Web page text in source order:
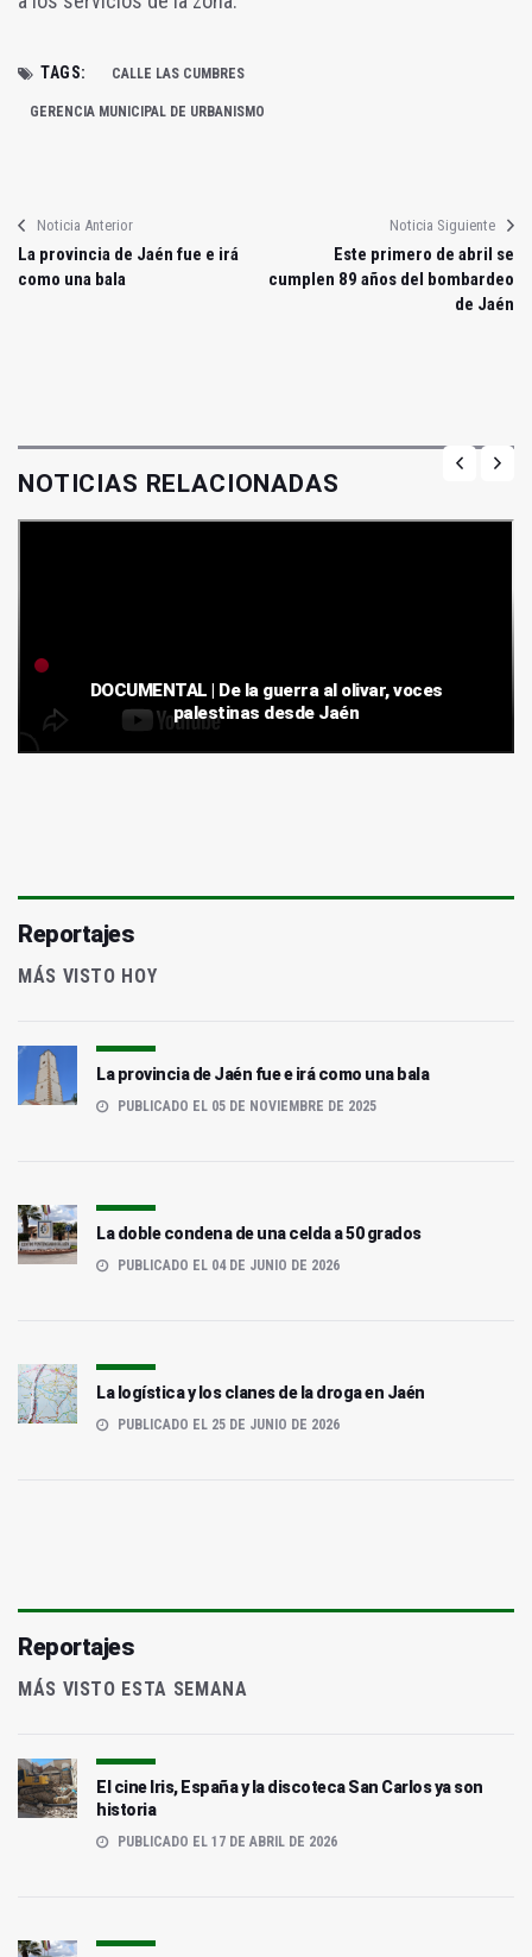
TAGS: CALLE LAS CUMBRES
GERENCIA MUNICIPAL DE URBANISMO
Noticia Anterior
La provincia de Jaén fue e irá
como una bala
Noticia Siguiente
Este primero de abril se
cumplen 89 años del bombardeo
de Jaén
NOTICIAS RELACIONADAS
DOCUMENTAL | De la guerra al olivar, voces
palestinas desde Jaén
Reportajes
MÁS VISTO HOY
La provincia de Jaén fue e irá como una bala
PUBLICADO EL 05 DE NOVIEMBRE DE 2025
La doble condena de una celda a 50 grados
PUBLICADO EL 04 DE JUNIO DE 2026
La logística y los clanes de la droga en Jaén
PUBLICADO EL 25 DE JUNIO DE 2026
Reportajes
MÁS VISTO ESTA SEMANA
El cine Iris, España y la discoteca San Carlos ya son
historia
PUBLICADO EL 17 DE ABRIL DE 2026